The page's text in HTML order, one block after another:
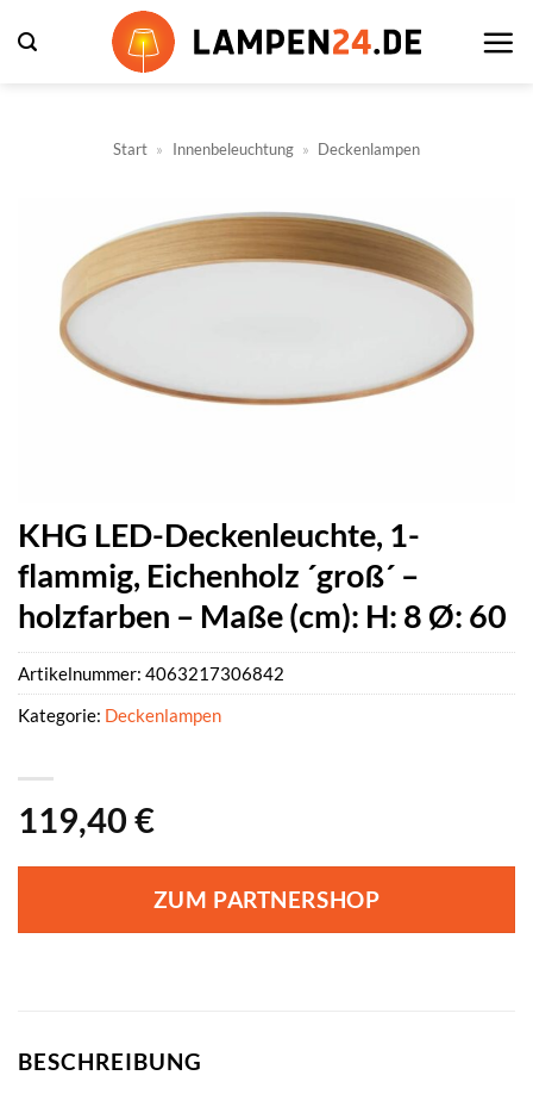
Inhalt
Start » Innenbeleuchtung » Deckenlampen
KHG LED-Deckenleuchte, 1-
flammig, Eichenholz ´groß´ –
holzfarben – Maße (cm): H: 8 Ø: 60
119,40 €
ZUM PARTNERSHOP
Artikelnummer: 4063217306842
Kategorie: Deckenlampen
BESCHREIBUNG